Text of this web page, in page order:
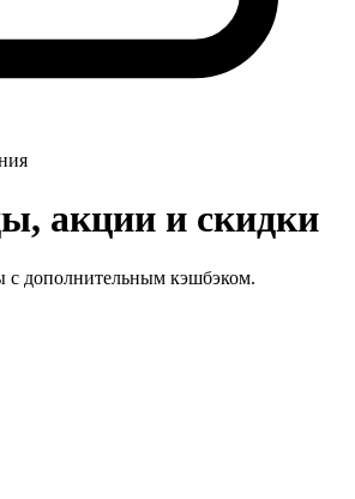
акции и скидки
дополнительным кэшбэком.